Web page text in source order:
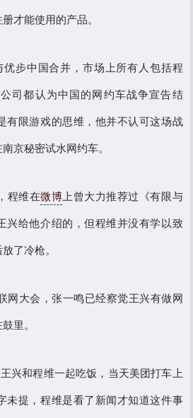
才能使用的产品。
优步中国合并，市场上所有人包括程
司都认为中国的网约车战争宣告结
有限游戏的思维，他并不认可这场战
京秘密试水网约车。
程维在微博 上曾大力推荐过《有限与
兴给他介绍的，但程维并没有学以致
了冷枪。
网大会，张一鸣已经察觉王兴有做网
里。
兴和程维一起吃饭，当天美团打车上
未提，程维是看了新闻才知道这件事